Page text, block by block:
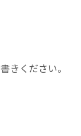
きください。